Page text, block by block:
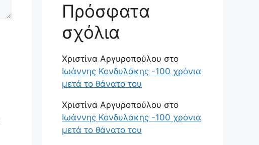
Πρόσφατα
σχόλια
Χριστίνα Αργυροπούλου στο
Ιωάννης Κονδυλάκης -100 χρόνια
μετά το θάνατο του
Χριστίνα Αργυροπούλου στο
Ιωάννης Κονδυλάκης -100 χρόνια
μετά το θάνατο του